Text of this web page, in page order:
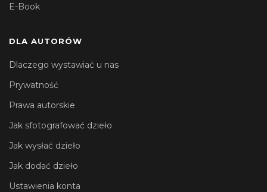
E-Book
DLA AUTORÓW
Dlaczego wystawiać u nas
Prywatność
Prawa autorskie
Jak sfotografować dzieło
Jak wysłać dzieło
Jak dodać dzieło
Ustawienia konta